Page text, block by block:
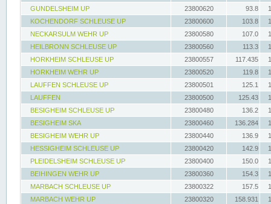
GUNDELSHEIM UP
23800620 93.8
KOCHENDORF SCHLEUSE UP
23800600 103.8
NECKARSULM WEHR UP
23800580 107.0
HEILBRONN SCHLEUSE UP
23800560 113.3
HORKHEIM SCHLEUSE UP
23800557 117.435
HORKHEIM WEHR UP
23800520 119.8
LAUFFEN SCHLEUSE UP
23800501 125.1
LAUFFEN
23800500 125.43
BESIGHEIM SCHLEUSE UP
23800480 136.2
BESIGHEIM SKA
23800460 136.284
BESIGHEIM WEHR UP
23800440 136.9
HESSIGHEIM SCHLEUSE UP
23800420 142.9
PLEIDELSHEIM SCHLEUSE UP
23800400 150.0
BEIHINGEN WEHR UP
23800360 154.3
MARBACH SCHLEUSE UP
23800322 157.5
MARBACH WEHR UP
23800320 158.931